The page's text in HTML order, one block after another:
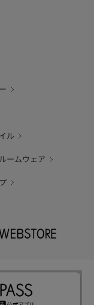
ル
ームウェア